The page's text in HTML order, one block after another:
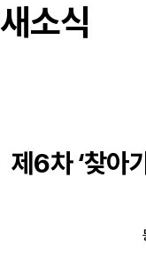
새소식
제6차 ‘찾아